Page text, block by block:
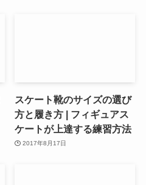
スケート靴のサイズの選び
方と履き方 | フィギュアス
ケートが上達する練習方法
2017年8月17日